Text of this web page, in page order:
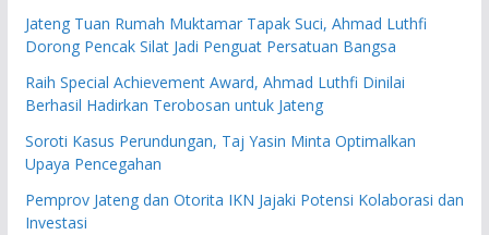
Jateng Tuan Rumah Muktamar Tapak Suci, Ahmad Luthfi
Dorong Pencak Silat Jadi Penguat Persatuan Bangsa
Raih Special Achievement Award, Ahmad Luthfi Dinilai
Berhasil Hadirkan Terobosan untuk Jateng
Soroti Kasus Perundungan, Taj Yasin Minta Optimalkan
Upaya Pencegahan
Pemprov Jateng dan Otorita IKN Jajaki Potensi Kolaborasi dan
Investasi